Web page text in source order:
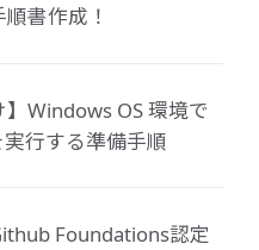
書作成！
Windows OS 環境で
行する準備手順
Foundations認定